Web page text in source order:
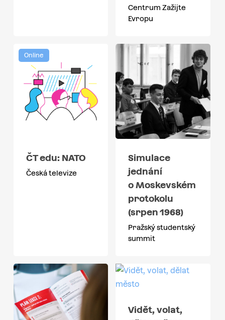
Centrum Zažijte
Evropu
Online
ČT edu: NATO
Česká televize
Simulace
jednání
o Moskevském
protokolu
(srpen 1968)
Pražský studentský
summit
Vidět, volat,